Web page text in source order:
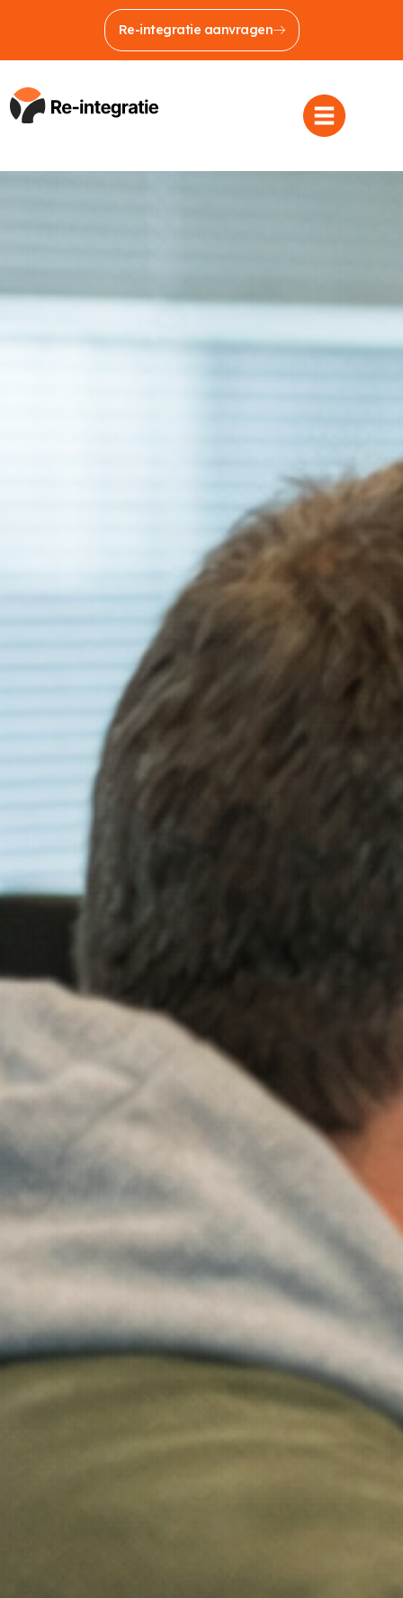
Re-integratie aanvragen